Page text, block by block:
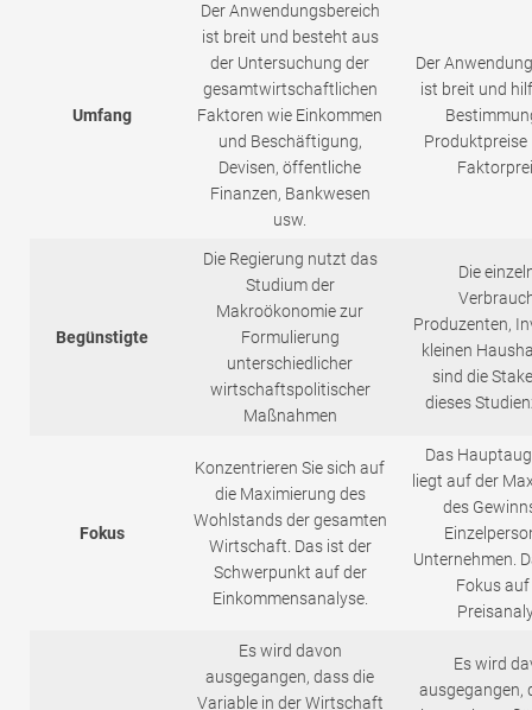
Umfang
Der Anwendungsbereich
ist breit und besteht aus
der Untersuchung der
gesamtwirtschaftlichen
Faktoren wie Einkommen
und Beschäftigung,
Devisen, öffentliche
Finanzen, Bankwesen
usw.
Der
ist breit und
Produktpreise
Begünstigte
Die Regierung nutzt das
Studium der
Makroökonomie zur
Formulierung
unterschiedlicher
wirtschaftspolitischer
Maßnahmen
Die
Produzenten,
kleinen
sind die
dieses
Fokus
Konzentrieren Sie sich auf
die Maximierung des
Wohlstands der gesamten
Wirtschaft. Das ist der
Schwerpunkt auf der
Einkommensanalyse.
Das
liegt auf der
des
Unternehmen.
Fokus auf
Es wird davon
ausgegangen, dass die
Variable in der Wirtschaft
Es wird
ausgegangen,